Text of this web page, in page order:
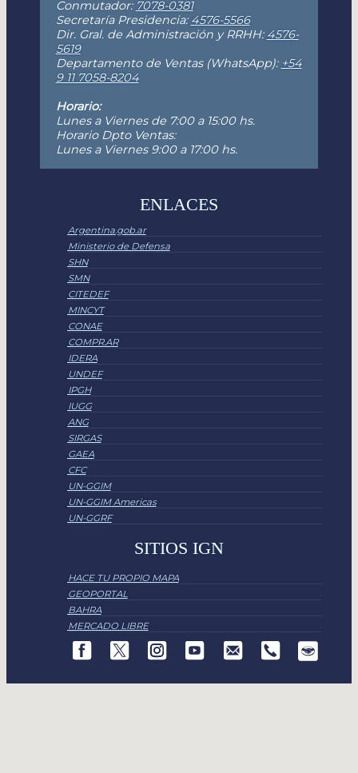
Conmutador: 7078-0381
Secretaría Presidencia: 4576-5566
Dir. Gral. de Administración y RRHH: 4576-
5619
Departamento de Ventas (WhatsApp): +54
9 11 7058-8204
Horario:
Lunes a Viernes de 7:00 a 15:00 hs.
Horario Dpto Ventas:
Lunes a Viernes 9:00 a 17:00 hs.
ENLACES
Argentina.gob.ar
Ministerio de Defensa
SHN
SMN
CITEDEF
MINCYT
CONAE
COMPR.AR
IDERA
UNDEF
IPGH
IUGG
ANG
SIRGAS
GAEA
CFC
UN-GGIM
UN-GGIM Americas
UN-GGRF
SITIOS IGN
HACE TU PROPIO MAPA
GEOPORTAL
BAHRA
MERCADO LIBRE